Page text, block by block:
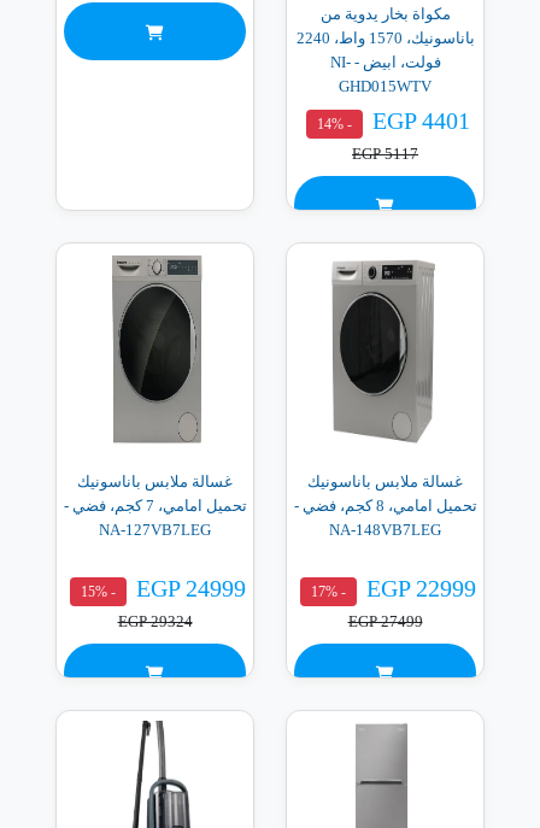
مكواة بخار يدوية من
باناسونيك، 1570 واط، 2240
فولت، ابيض - NI-
GHD015WTV
EGP 4401
- 14%
EGP 5117
غسالة ملابس باناسونيك
تحميل امامي، 8 كجم، فضي -
NA-148VB7LEG
EGP 22999
- 17%
EGP 27499
غسالة ملابس باناسونيك
تحميل امامي، 7 كجم، فضي -
NA-127VB7LEG
EGP 24999
- 15%
EGP 29324